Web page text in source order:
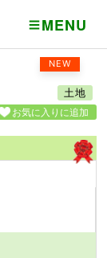
MENU
NEW
土地
お気に入りに追加